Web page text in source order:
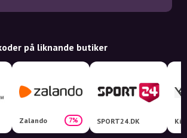
på liknande butiker
Zalando 7% SPORT24.DK